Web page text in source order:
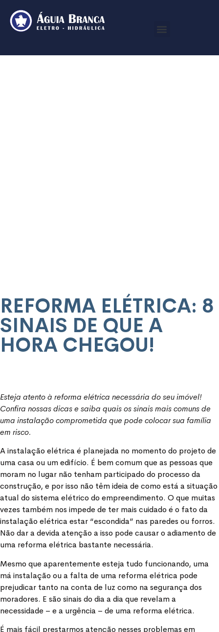
REFORMA ELÉTRICA: 8
SINAIS DE QUE A
HORA CHEGOU!
Esteja atento à reforma elétrica necessária do seu imóvel!
Confira nossas dicas e saiba quais os sinais mais comuns de
uma instalação comprometida que pode colocar sua família
em risco.
A instalação elétrica é planejada no momento do projeto de
uma casa ou um edifício. É bem comum que as pessoas que
moram no lugar não tenham participado do processo da
construção, e por isso não têm ideia de como está a situação
atual do sistema elétrico do empreendimento. O que muitas
vezes também nos impede de ter mais cuidado é o fato da
instalação elétrica estar “escondida” nas paredes ou forros.
Não dar a devida atenção a isso pode causar o adiamento de
uma reforma elétrica bastante necessária.
Mesmo que aparentemente esteja tudo funcionando, uma
má instalação ou a falta de uma reforma elétrica pode
prejudicar tanto na conta de luz como na segurança dos
moradores. E são sinais do dia a dia que revelam a
necessidade – e a urgência – de uma reforma elétrica.
É mais fácil prestarmos atenção nesses problemas em